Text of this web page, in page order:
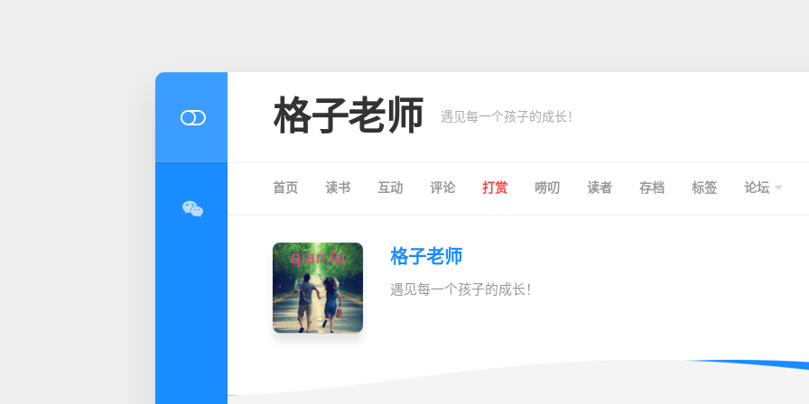
格子老师 遇见每一个孩子的成长！
首页 读书 互动 评论 打赏 唠叨 读者 存档 标签 论坛
格子老师
遇见每一个孩子的成长！